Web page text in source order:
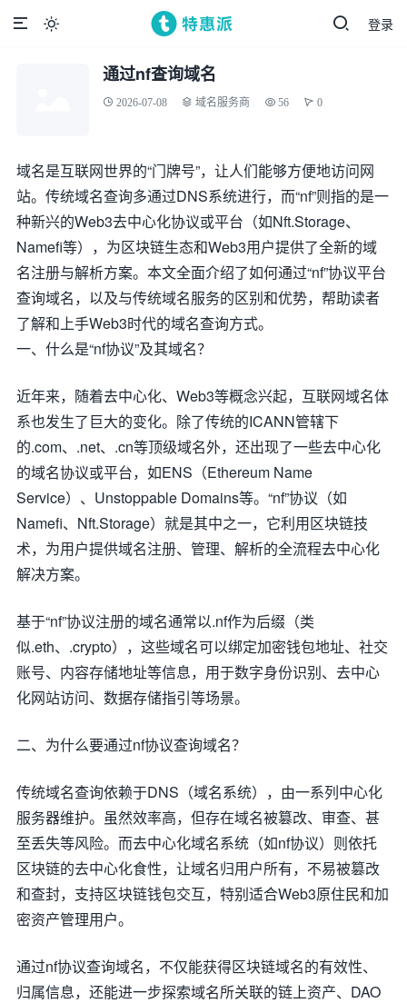
登录

通过nf查询域名
2026-07-08 域名服务商 56 0
域名是互联网世界的“门牌号”，让人们能够方便地访问网
站。传统域名查询多通过DNS系统进行，而“nf”则指的是一
种新兴的Web3去中心化协议或平台（如Nft.Storage、
Namefi等），为区块链生态和Web3用户提供了全新的域
名注册与解析方案。本文全面介绍了如何通过“nf”协议平台
查询域名，以及与传统域名服务的区别和优势，帮助读者
了解和上手Web3时代的域名查询方式。
一、什么是“nf协议”及其域名？
近年来，随着去中心化、Web3等概念兴起，互联网域名体
系也发生了巨大的变化。除了传统的ICANN管辖下
的.com、.net、.cn等顶级域名外，还出现了一些去中心化
的域名协议或平台，如ENS（Ethereum Name
Service）、Unstoppable Domains等。“nf”协议（如
Namefi、Nft.Storage）就是其中之一，它利用区块链技
术，为用户提供域名注册、管理、解析的全流程去中心化
解决方案。
基于“nf”协议注册的域名通常以.nf作为后缀（类
似.eth、.crypto），这些域名可以绑定加密钱包地址、社交
账号、内容存储地址等信息，用于数字身份识别、去中心
化网站访问、数据存储指引等场景。
二、为什么要通过nf协议查询域名？
传统域名查询依赖于DNS（域名系统），由一系列中心化
服务器维护。虽然效率高，但存在域名被篡改、审查、甚
至丢失等风险。而去中心化域名系统（如nf协议）则依托
区块链的去中心化食性，让域名归用户所有，不易被篡改
和查封，支持区块链钱包交互，特别适合Web3原住民和加
密资产管理用户。
通过nf协议查询域名，不仅能获得区块链域名的有效性、
归属信息，还能进一步探索域名所关联的链上资产、DAO